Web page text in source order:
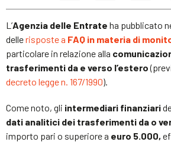
L’Agenzia delle Entrate ha pubblicato
dellerisposte a FAQ in materia di
particolare in relazione alla
trasferimenti da e verso l’estero
decreto legge n. 167/1990).
Come noto, gli intermediari finanziari
dati analitici dei trasferimenti da o
importo pari o superiore a euro 5.000,